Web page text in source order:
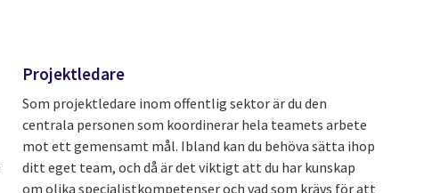
Projektledare
Som projektledare inom offentlig sektor är du den
centrala personen som koordinerar hela teamets arbete
mot ett gemensamt mål. Ibland kan du behöva sätta ihop
ditt eget team, och då är det viktigt att du har kunskap
om olika specialistkompetenser och vad som krävs för att